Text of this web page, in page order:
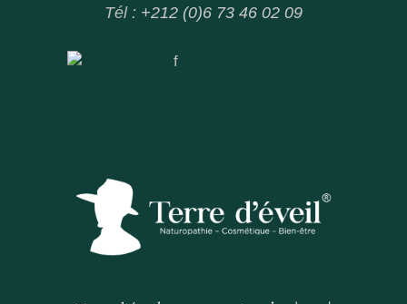
Tél : +212 (0)6 73 46 02 09